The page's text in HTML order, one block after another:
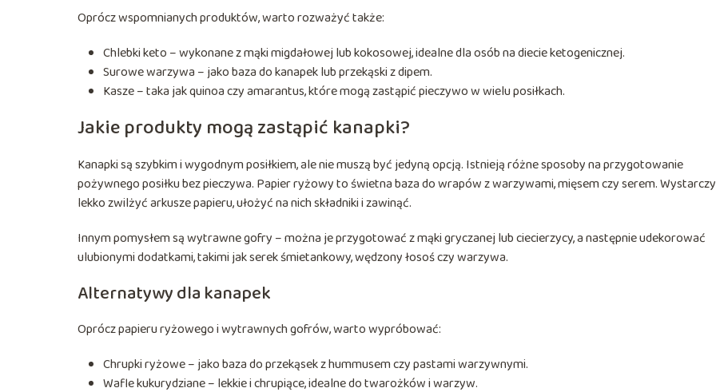
Oprócz wspomnianych produktów, warto rozważyć także:
Chlebki keto – wykonane z mąki migdałowej lub kokosowej, idealne dla osób na diecie ketogenicznej.
Surowe warzywa – jako baza do kanapek lub przekąski z dipem.
Kasze – taka jak quinoa czy amarantus, które mogą zastąpić pieczywo w wielu posiłkach.
Jakie produkty mogą zastąpić kanapki?
Kanapki są szybkim i wygodnym posiłkiem, ale nie muszą być jedyną opcją. Istnieją różne sposoby na przygotowanie
pożywnego posiłku bez pieczywa. Papier ryżowy to świetna baza do wrapów z warzywami, mięsem czy serem. Wystarczy
lekko zwilżyć arkusze papieru, ułożyć na nich składniki i zawinąć.
Innym pomysłem są wytrawne gofry – można je przygotować z mąki gryczanej lub ciecierzycy, a następnie udekorować
ulubionymi dodatkami, takimi jak serek śmietankowy, wędzony łosoś czy warzywa.
Alternatywy dla kanapek
Oprócz papieru ryżowego i wytrawnych gofrów, warto wypróbować:
Chrupki ryżowe – jako baza do przekąsek z hummusem czy pastami warzywnymi.
Wafle kukurydziane – lekkie i chrupiące, idealne do twarożków i warzyw.